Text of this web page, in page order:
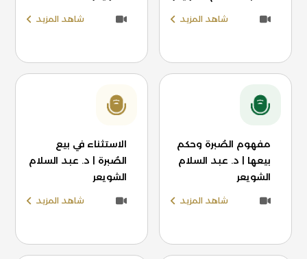
شاهد المزيد شاهد المزيد
مفهوم الصُبرة وحكم
بيعها | د. عبد السلام
الشويعر
شاهد المزيد
الاستثناء في بيع
الصُبرة | د. عبد السلام
الشويعر
شاهد المزيد